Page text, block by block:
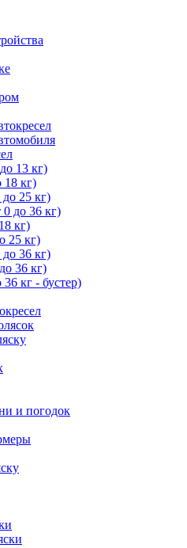
13 кг)
18 кг)
25 кг)
до 36 кг)
кг)
25 кг)
36 кг)
36 кг)
кг - бустер)
и погодок